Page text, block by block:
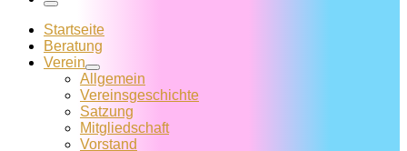
Menü
Startseite
Beratung
Verein
Allgemein
Vereins­geschichte
Satzung
Mitglied­schaft
Vorstand